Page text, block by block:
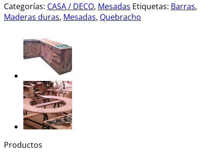
Categorías: CASA / DECO, Mesadas Etiquetas: Barras,
Maderas duras, Mesadas, Quebracho
Productos